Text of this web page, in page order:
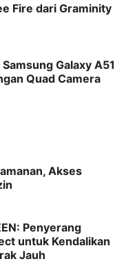
Fire dari Graminity
Galaxy A51
Quad Camera
Akses
Penyerang
untuk Kendalikan
Jauh